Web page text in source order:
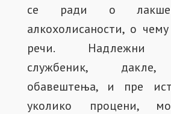
се ради о
алкохолисаности, о
речи. Надлежни
службеник, дакле,
обавештења, и пре
уколико процени,